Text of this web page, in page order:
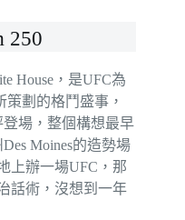
250
House，是UFC為
劃的格鬥盛事，
登場，整個構想最早
Moines的造勢場
上辦一場UFC，那
話術，沒想到一年